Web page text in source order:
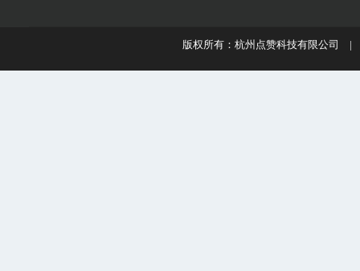
版权所有：杭州点赞科技有限公司